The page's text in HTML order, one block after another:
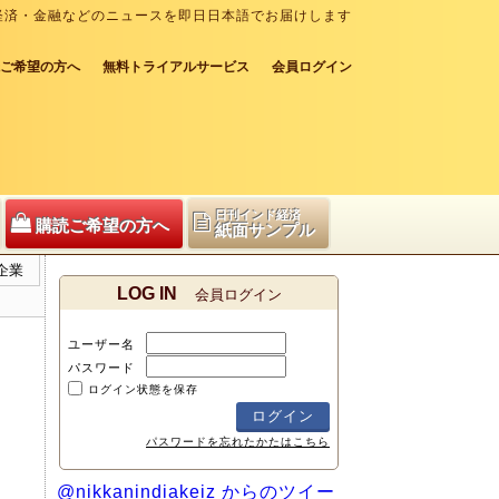
・金融などのニュースを即日日本語でお届けします
希望の方へ 無料トライアルサービス 会員ログイン
購読ご希望の方へ
日刊インド経済
紙面サンプル
業
LOG IN 会員ログイン
ユーザー名
パスワード
ログイン状態を保存
パスワードを忘れたかたはこちら
@nikkanindiakeiz からのツイー